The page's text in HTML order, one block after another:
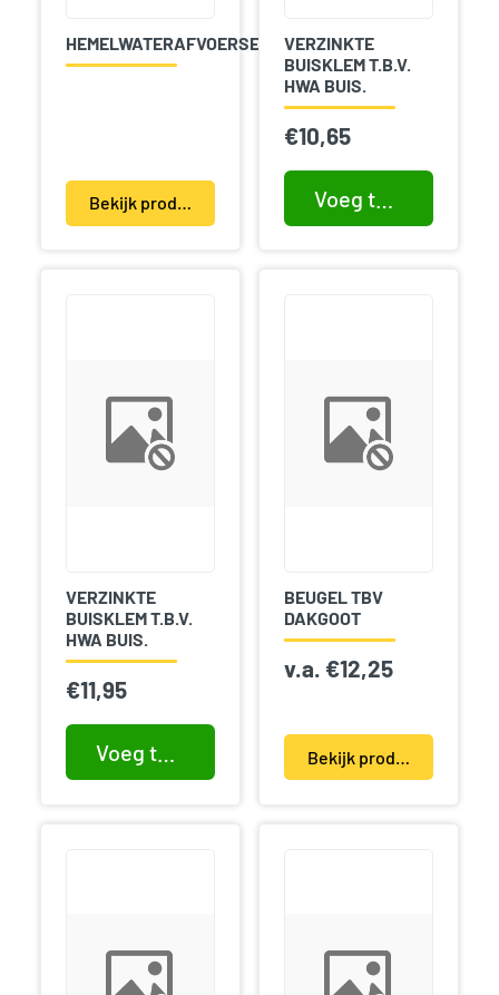
HEMELWATERAFVOERSET
Bekijk product(en)
VERZINKTE
BUISKLEM T.B.V.
HWA BUIS.
€10,65
VERZINKTE
BUISKLEM T.B.V.
HWA BUIS.
€11,95
Voeg toe aan winkelwagen
BEUGEL TBV
DAKGOOT
v.a. €12,25